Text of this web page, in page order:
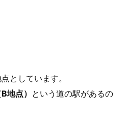
としています。
地点） という道の駅があるの